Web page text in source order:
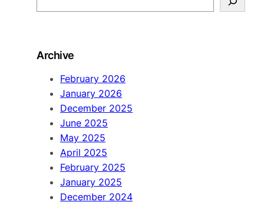
e
c
Archive
February 2026
January 2026
December 2025
June 2025
May 2025
April 2025
February 2025
January 2025
December 2024